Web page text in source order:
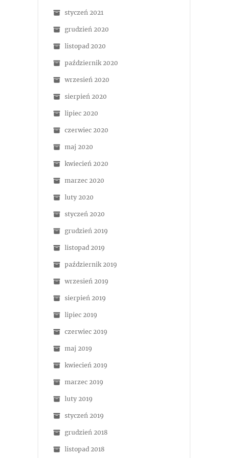
styczeń 2021
grudzień 2020
listopad 2020
październik 2020
wrzesień 2020
sierpień 2020
lipiec 2020
czerwiec 2020
maj 2020
kwiecień 2020
marzec 2020
luty 2020
styczeń 2020
grudzień 2019
listopad 2019
październik 2019
wrzesień 2019
sierpień 2019
lipiec 2019
czerwiec 2019
maj 2019
kwiecień 2019
marzec 2019
luty 2019
styczeń 2019
grudzień 2018
listopad 2018